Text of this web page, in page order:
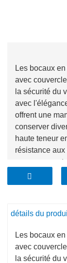
Les bocaux
avec
la sécurité du
avec
offrent une
conserver
haute teneur
résistance
conserver en
froids sans
en bambou
détails du
Les bocaux
avec
la sécurité du